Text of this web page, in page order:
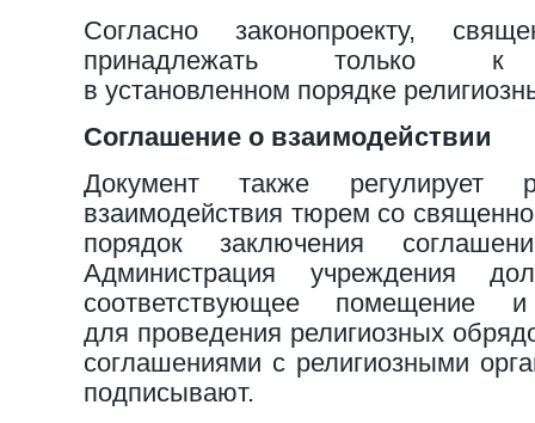
Согласно законопроекту,
принадлежать только к
в установленном порядке
Соглашение о взаимодействии
Документ также регулирует
взаимодействия тюрем со
порядок заключения
Администрация учреждения
соответствующее помещение
для проведения религиозных
соглашениями с религиозными
подписывают.